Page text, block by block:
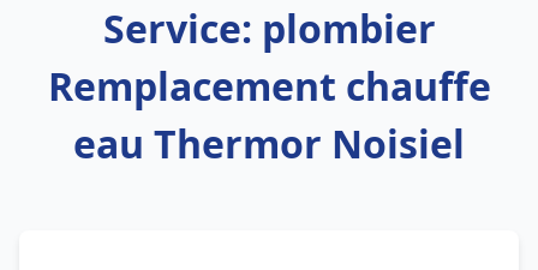
Service: plombier
Remplacement chauffe
eau Thermor Noisiel